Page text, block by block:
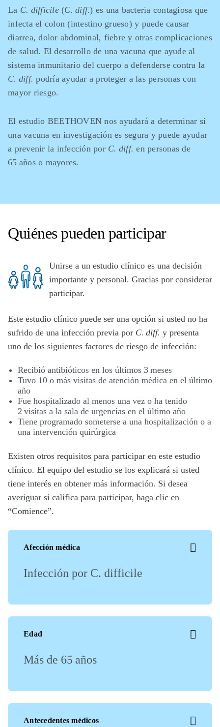
La ​​ C. difficile(C. diff.) es una bacteria contagiosa que
infecta el colon (intestino grueso) y puede causar
diarrea, dolor abdominal, fiebre y otras complicaciones
de salud. El desarrollo de una vacuna que ayude al
sistema inmunitario del cuerpo a defenderse contra la
C. diff. podría ayudar a proteger a las personas con
mayor riesgo.
El estudio BEETHOVEN nos ayudará a determinar si
una vacuna en investigación es segura y puede ayudar
a prevenir la infección por C. diff. en personas de
65 años o mayores.
Quiénes pueden participar
Unirse a un estudio clínico es una decisión
importante y personal. Gracias por considerar
participar.
Este estudio clínico puede ser una opción si usted no ha
sufrido de una infección previa por C. diff. y presenta
uno de los siguientes factores de riesgo de infección:
Recibió antibióticos en los últimos 3 meses
Tuvo 10 o más visitas de atención médica en el último
año
Fue hospitalizado al menos una vez o ha tenido
2 visitas a la sala de urgencias en el último año
Tiene programado someterse a una hospitalización o a
una intervención quirúrgica
Existen otros requisitos para participar en este estudio
clínico. El equipo del estudio se los explicará si usted
tiene interés en obtener más información. Si desea
averiguar si califica para participar, haga clic en
“Comience”.
Afección médica
Infección por C. difficile
Edad
Más de 65 años
Antecedentes médicos